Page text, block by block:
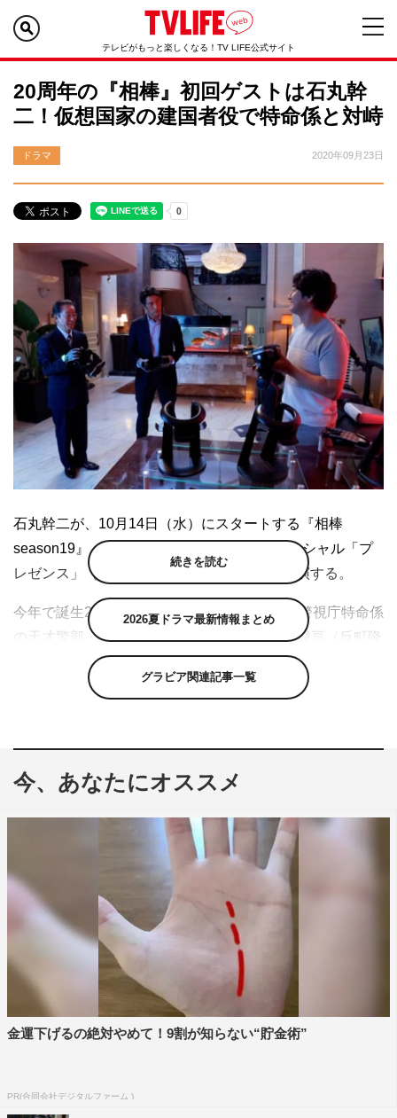
テレビがもっと楽しくなる！TV LIFE公式サイト
20周年の『相棒』初回ゲストは石丸幹
二！仮想国家の建国者役で特命係と対峙
ドラマ 2020年09月23日
石丸幹二が、10月14日（水）にスタートする『相棒
season19』（テレビ朝日系）の初回拡大スペシャル「プ
レゼンス」（後9・00～10・24）にゲスト出演する。
今年で誕生20周年を迎えた人気刑事ドラマ。警視庁特命係
の天才警部・杉下右京（水谷豊）と相棒の冠城亘（反町隆
史）のコンビの活躍を描く。初回は、シリーズ史上初とな
る「VR（仮想現実）」がテーマ。白バイ警官が銃撃され
そんな特命係の前に立ちはだかるのが、石丸演じる加西周
「ネオ・ジパング」を建国して“建国の父”として君臨。特
命係がその実態や思惑に迫る中、物語は思いも寄らぬ方向
へ進んでいく。
『相棒』シリーズ初出演の石丸は「テレビで見ていたあの
世界に出演できる！ということで、印象に残る役作りをし
なくては、と意気込みました」と気合十分で撮影。「20年
の流れを持つ作品の現場は、雰囲気が穏やかで、しかもプ
ロ中のプロの集団。非常に居心地が良かったです」と振り
返った。
い！個人的に話していても、カメラが回っている時も、ど
続きを読む
2026夏ドラマ最新情報まとめ
グラビア関連記事一覧
今、あなたにオススメ
金運下げるの絶対やめて！9割が知らない“貯金術”
PR(合同会社デジタルファーム )